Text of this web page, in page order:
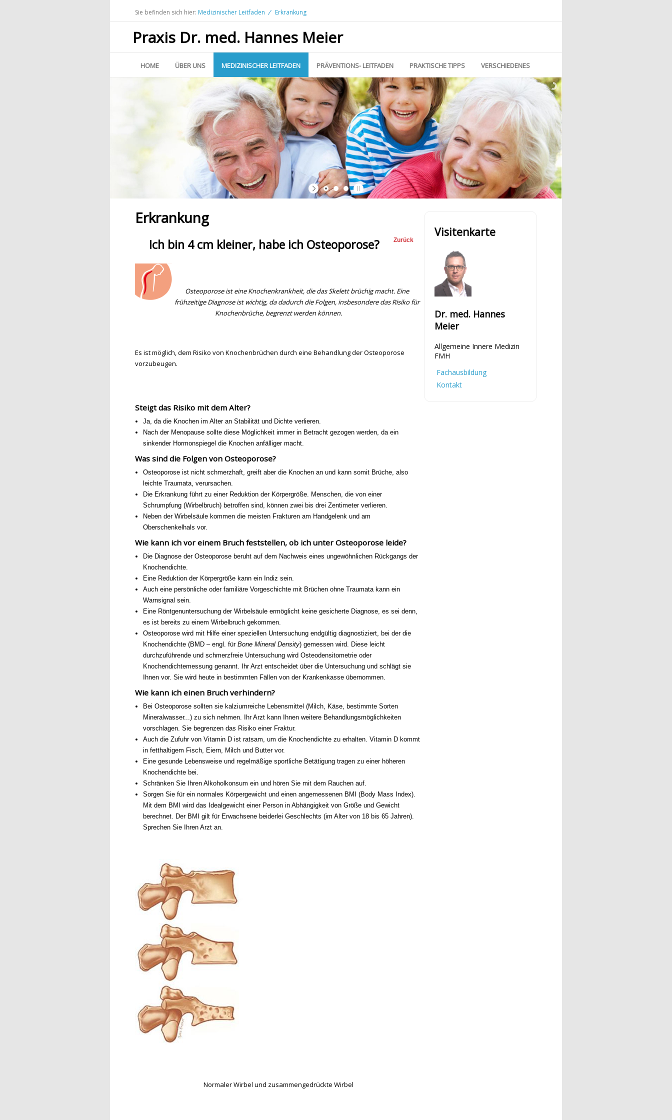
Sie befinden sich hier: Medizinischer Leitfaden Erkrankung
Praxis Dr. med. Hannes Meier
HOME ÜBER UNS MEDIZINISCHER LEITFADEN PRÄVENTIONS- LEITFADEN PRAKTISCHE TIPPS VERSCHIEDENES
Erkrankung
Zurück
Ich bin 4 cm kleiner, habe ich Osteoporose?
Osteoporose ist eine Knochenkrankheit, die das Skelett brüchig macht. Eine
frühzeitige Diagnose ist wichtig, da dadurch die Folgen, insbesondere das Risiko für
Knochenbrüche, begrenzt werden können.
Es ist möglich, dem Risiko von Knochenbrüchen durch eine Behandlung der Osteoporose
vorzubeugen.
Steigt das Risiko mit dem Alter?
Ja, da die Knochen im Alter an Stabilität und Dichte verlieren.
Nach der Menopause sollte diese Möglichkeit immer in Betracht gezogen werden, da ein
sinkender Hormonspiegel die Knochen anfälliger macht.
Was sind die Folgen von Osteoporose?
Osteoporose ist nicht schmerzhaft, greift aber die Knochen an und kann somit Brüche, also
leichte Traumata, verursachen.
Die Erkrankung führt zu einer Reduktion der Körpergröße. Menschen, die von einer
Schrumpfung (Wirbelbruch) betroffen sind, können zwei bis drei Zentimeter verlieren.
Neben der Wirbelsäule kommen die meisten Frakturen am Handgelenk und am
Oberschenkelhals vor.
Wie kann ich vor einem Bruch feststellen, ob ich unter Osteoporose leide?
Die Diagnose der Osteoporose beruht auf dem Nachweis eines ungewöhnlichen Rückgangs der
Knochendichte.
Eine Reduktion der Körpergröße kann ein Indiz sein.
Auch eine persönliche oder familiäre Vorgeschichte mit Brüchen ohne Traumata kann ein
Warnsignal sein.
Eine Röntgenuntersuchung der Wirbelsäule ermöglicht keine gesicherte Diagnose, es sei denn,
es ist bereits zu einem Wirbelbruch gekommen.
Osteoporose wird mit Hilfe einer speziellen Untersuchung endgültig diagnostiziert, bei der die
Knochendichte (BMD – engl. fürBone Mineral Density) gemessen wird. Diese leicht
durchzuführende und schmerzfreie Untersuchung wird Osteodensitometrie oder
Knochendichtemessung genannt. Ihr Arzt entscheidet über die Untersuchung und schlägt sie
Ihnen vor. Sie wird heute in bestimmten Fällen von der Krankenkasse übernommen.
Wie kann ich einen Bruch verhindern?
Bei Osteoporose sollten sie kalziumreiche Lebensmittel (Milch, Käse, bestimmte Sorten
Mineralwasser...) zu sich nehmen. Ihr Arzt kann Ihnen weitere Behandlungsmöglichkeiten
vorschlagen. Sie begrenzen das Risiko einer Fraktur.
Auch die Zufuhr von Vitamin D ist ratsam, um die Knochendichte zu erhalten. Vitamin D kommt
in fetthaltigem Fisch, Eiern, Milch und Butter vor.
Eine gesunde Lebensweise und regelmäßige sportliche Betätigung tragen zu einer höheren
Knochendichte bei.
Schränken Sie Ihren Alkoholkonsum ein und hören Sie mit dem Rauchen auf.
Sorgen Sie für ein normales Körpergewicht und einen angemessenen BMI (Body Mass Index).
Mit dem BMI wird das Idealgewicht einer Person in Abhängigkeit von Größe und Gewicht
berechnet. Der BMI gilt für Erwachsene beiderlei Geschlechts (im Alter von 18 bis 65 Jahren).
Sprechen Sie Ihren Arzt an.
Normaler Wirbel und zusammengedrückte Wirbel
Visitenkarte
Dr. med. Hannes
Meier
Allgemeine Innere Medizin
FMH
Fachausbildung
Kontakt